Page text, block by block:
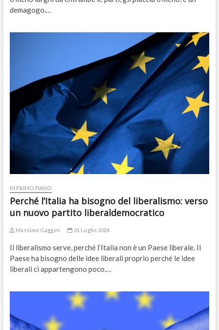
demagogo.…
IN PRIMO PIANO
Perché l’Italia ha bisogno del liberalismo: verso
un nuovo partito liberaldemocratico
Massimo Gaggini 31 Luglio 2024
Il liberalismo serve, perché l’Italia non è un Paese liberale. Il
Paese ha bisogno delle idee liberali proprio perché le idee
liberali ci appartengono poco.…